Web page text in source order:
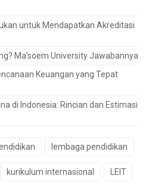
untuk Mendapatkan Akreditasi
Ma'soem University Jawabannya
Keuangan yang Tepat
di Indonesia: Rincian dan Estimasi
lembaga pendidikan
kurikulum internasional LEIT